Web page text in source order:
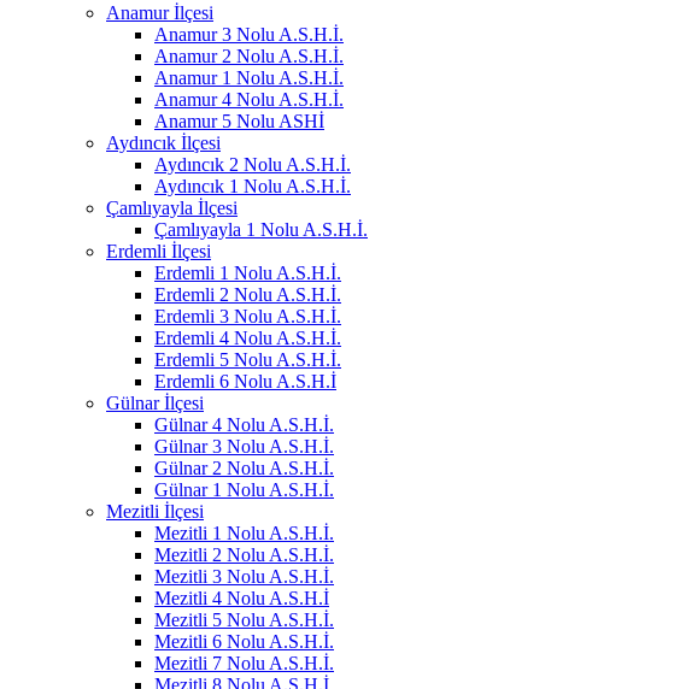
Anamur İlçesi
Anamur 3 Nolu A.S.H.İ.
Anamur 2 Nolu A.S.H.İ.
Anamur 1 Nolu A.S.H.İ.
Anamur 4 Nolu A.S.H.İ.
Anamur 5 Nolu ASHİ
Aydıncık İlçesi
Aydıncık 2 Nolu A.S.H.İ.
Aydıncık 1 Nolu A.S.H.İ.
Çamlıyayla İlçesi
Çamlıyayla 1 Nolu A.S.H.İ.
Erdemli İlçesi
Erdemli 1 Nolu A.S.H.İ.
Erdemli 2 Nolu A.S.H.İ.
Erdemli 3 Nolu A.S.H.İ.
Erdemli 4 Nolu A.S.H.İ.
Erdemli 5 Nolu A.S.H.İ.
Erdemli 6 Nolu A.S.H.İ
Gülnar İlçesi
Gülnar 4 Nolu A.S.H.İ.
Gülnar 3 Nolu A.S.H.İ.
Gülnar 2 Nolu A.S.H.İ.
Gülnar 1 Nolu A.S.H.İ.
Mezitli İlçesi
Mezitli 1 Nolu A.S.H.İ.
Mezitli 2 Nolu A.S.H.İ.
Mezitli 3 Nolu A.S.H.İ.
Mezitli 4 Nolu A.S.H.İ
Mezitli 5 Nolu A.S.H.İ.
Mezitli 6 Nolu A.S.H.İ.
Mezitli 7 Nolu A.S.H.İ.
Mezitli 8 Nolu A.S.H.İ